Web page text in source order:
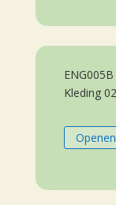
Kleding 02
Openen